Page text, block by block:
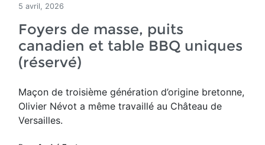
5 avril, 2026
Foyers de masse, puits
canadien et table BBQ uniques
(réservé)
Maçon de troisième génération d’origine bretonne,
Olivier Névot a même travaillé au Château de
Versailles.